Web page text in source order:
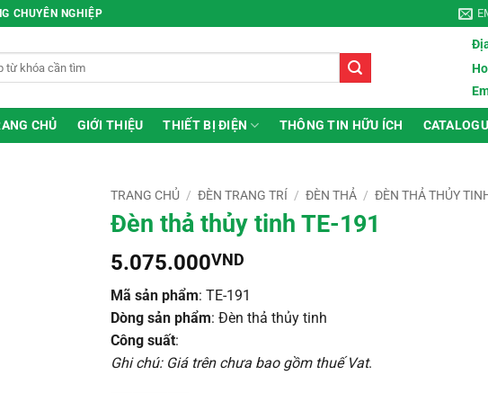
CHUYÊN NGHIỆP
CHỦ GIỚI THIỆU THIẾT BỊ ĐIỆN THÔNG TIN HỮU ÍCH
TRANG CHỦ / ĐÈN TRANG TRÍ / ĐÈN THẢ / ĐÈN THẢ THỦY
Đèn thả thủy tinh TE-191
5.075.000VND
Mã sản phẩm: TE-191
Dòng sản phẩm: Đèn thả thủy tinh
Công suất:
Ghi chú: Giá trên chưa bao gồm thuế Vat.